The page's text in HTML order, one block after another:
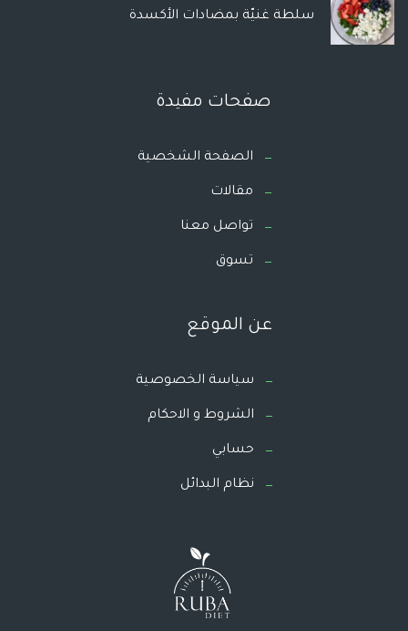
سلطة غنيّة بمضادات الأكسدة
صفحات مفيدة
الصفحة الشخصية
مقالات
تواصل معنا
تسوق
عن الموقع
سياسة الخصوصية
الشروط و الاحكام
حسابي
نظام البدائل